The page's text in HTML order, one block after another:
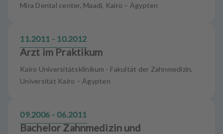
Mira Dental center, Maadi, Kairo – Ägypten
11.2011 - 10.2012
Arzt im Praktikum
Kairo Universitätsklinikum - Fakultät der Zahnmedizin,
Universität Kairo – Ägypten
09.2006 - 06.2011
Bachelor Zahnmedizin und